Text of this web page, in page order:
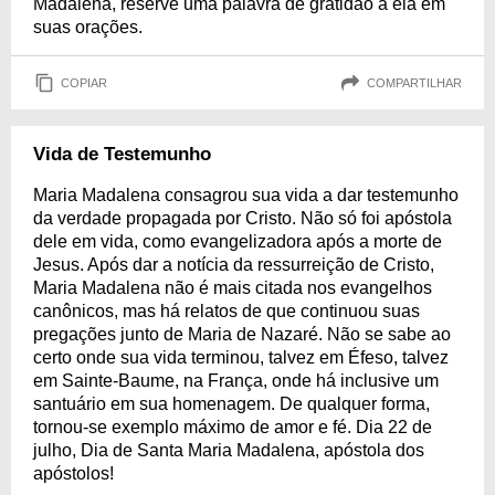
Madalena, reserve uma palavra de gratidão a ela em
suas orações.
COPIAR COMPARTILHAR
Vida de Testemunho
Maria Madalena consagrou sua vida a dar testemunho
da verdade propagada por Cristo. Não só foi apóstola
dele em vida, como evangelizadora após a morte de
Jesus. Após dar a notícia da ressurreição de Cristo,
Maria Madalena não é mais citada nos evangelhos
canônicos, mas há relatos de que continuou suas
pregações junto de Maria de Nazaré. Não se sabe ao
certo onde sua vida terminou, talvez em Éfeso, talvez
em Sainte-Baume, na França, onde há inclusive um
santuário em sua homenagem. De qualquer forma,
tornou-se exemplo máximo de amor e fé. Dia 22 de
julho, Dia de Santa Maria Madalena, apóstola dos
apóstolos!